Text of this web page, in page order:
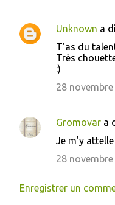
Unknown a
T'as du
Très
:)
28
Gromovar a
Je m'y attelle
28
Enregistrer un